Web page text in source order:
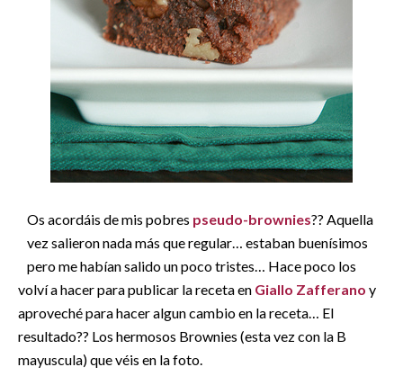
Os acordáis de mis pobres pseudo-brownies?? Aquella
vez salieron nada más que regular… estaban buenísimos
pero me habían salido un poco tristes… Hace poco los
volví a hacer para publicar la receta en Giallo Zafferano y
aproveché para hacer algun cambio en la receta… El
resultado?? Los hermosos Brownies (esta vez con la B
mayuscula) que véis en la foto.